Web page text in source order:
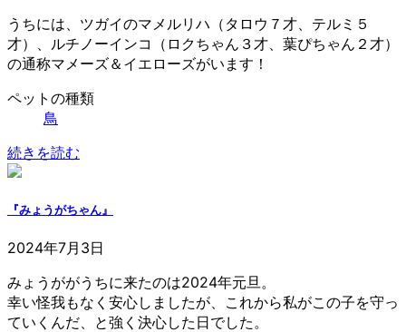
うちには、ツガイのマメルリハ（タロウ７才、テルミ５
才）、ルチノーインコ（ロクちゃん３才、葉ぴちゃん２才）
の通称マメーズ＆イエローズがいます！
ペットの種類
鳥
続きを読む
『みょうがちゃん』
2024年7月3日
みょうががうちに来たのは2024年元旦。
幸い怪我もなく安心しましたが、これから私がこの子を守っ
ていくんだ、と強く決心した日でした。